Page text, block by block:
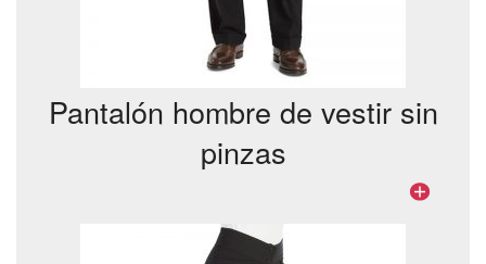
Pantalón hombre de vestir sin
pinzas